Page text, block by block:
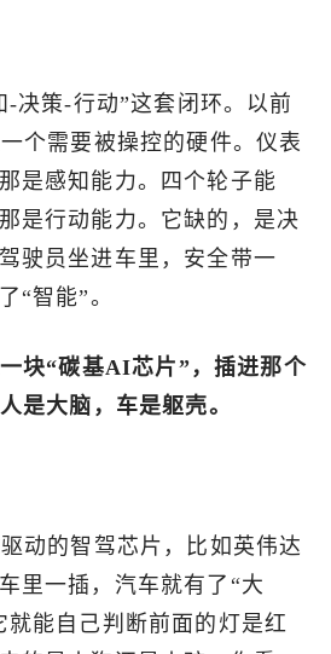
-决策-行动”这套闭环。以前
个需要被操控的硬件。仪表
是感知能力。四个轮子能
是行动能力。它缺的，是决
驶员坐进车里，安全带一
“智能”。
块“碳基AI芯片”，插进那个
是大脑，车是躯壳。
动的智驾芯片，比如英伟达
里一插，汽车就有了“大
就能自己判断前面的灯是红